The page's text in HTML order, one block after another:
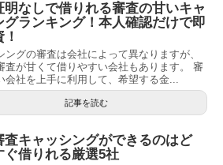
明なしで借りれる審査の甘いキャ
グランキング！本人確認だけで即
ングの審査は会社によって異なりますが、
査が甘くて借りやすい会社もあります。 審
会社を上手に利用して、希望する金...
記事を読む
査キャッシングができるのはど
ぐ借りれる厳選5社